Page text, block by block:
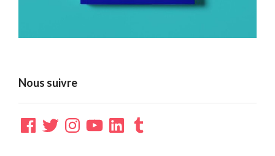
Nous suivre
Facebook
TwitterInstagramYouTubeLinkedInTumblr